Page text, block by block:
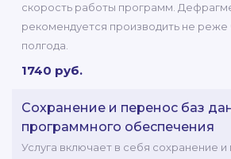
скорость работы программ.
рекомендуется производить не реже
полгода.
1740 руб.
Сохранение и перенос баз
программного обеспечения
Услуга включает в себя сохранение